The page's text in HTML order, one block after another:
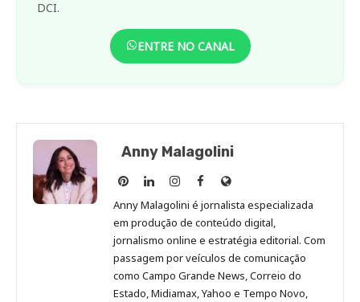
DCI.
ENTRE NO CANAL
Anny Malagolini
Anny
Malagolini
no
Pinterest
Anny
Malagolini
no
LinkedIn
Anny
Malagolini
no
Instagram
Anny
Malagolini
no
Facebook
Site
de
Anny
Malagolini
Anny Malagolini é jornalista especializada
em produção de conteúdo digital,
jornalismo online e estratégia editorial. Com
passagem por veículos de comunicação
como Campo Grande News, Correio do
Estado, Midiamax, Yahoo e Tempo Novo,